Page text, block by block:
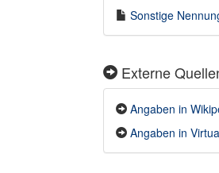
Sonstige
Externe
Angaben in
Angaben in